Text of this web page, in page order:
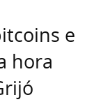
e
hora